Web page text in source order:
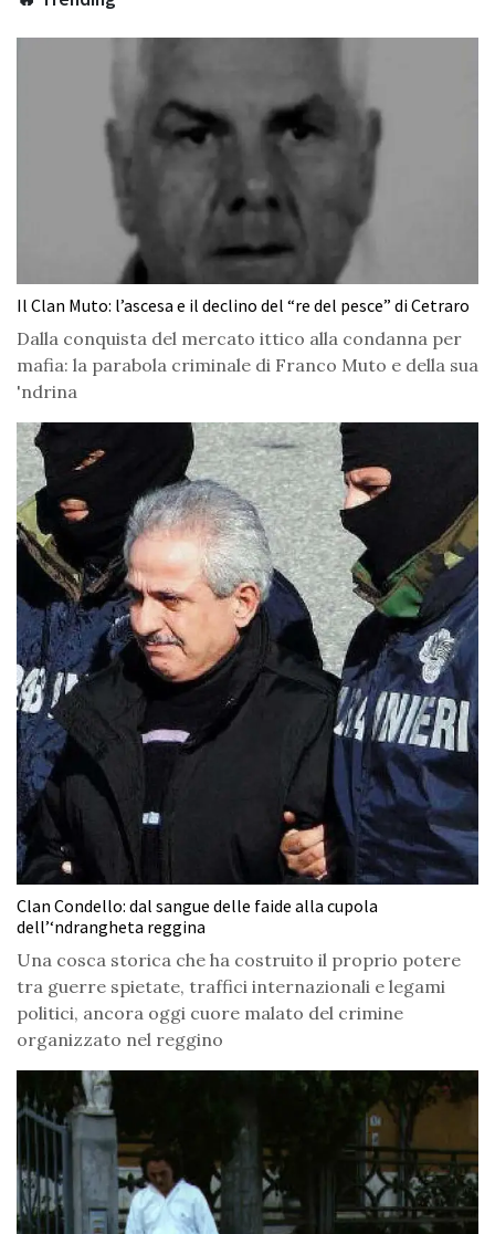
Il Clan Muto: l’ascesa e il declino del “re del pesce” di Cetraro
Dalla conquista del mercato ittico alla condanna per
mafia: la parabola criminale di Franco Muto e della sua
'ndrina
Clan Condello: dal sangue delle faide alla cupola
dell’‘ndrangheta reggina
Una cosca storica che ha costruito il proprio potere
tra guerre spietate, traffici internazionali e legami
politici, ancora oggi cuore malato del crimine
organizzato nel reggino